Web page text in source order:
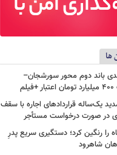
ها
۳۵ درصدی باند دوم محور سورشجان–
یک‌ساله قراردادهای اجاره با سقف
را رنگین کرد؛ دستگیری سریع پدرِ
شاهرود